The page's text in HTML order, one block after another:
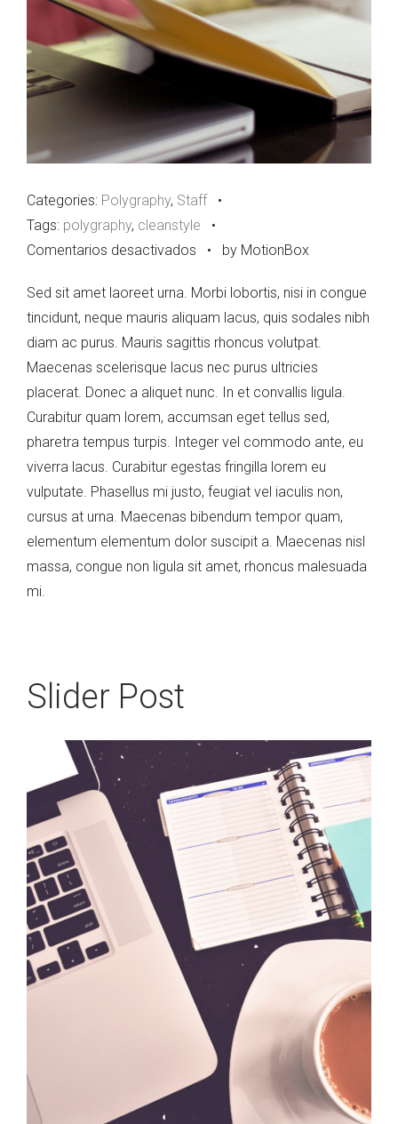
Categories: Polygraphy, Staff •
Tags: polygraphy, cleanstyle •
Comentarios desactivados en
Post
• by MotionBox
Sed sit amet laoreet urna. Morbi lobortis, nisi in congue
tincidunt, neque mauris aliquam lacus, quis sodales nibh
diam ac purus. Mauris sagittis rhoncus volutpat.
Maecenas scelerisque lacus nec purus ultricies
placerat. Donec a aliquet nunc. In et convallis ligula.
Curabitur quam lorem, accumsan eget tellus sed,
pharetra tempus turpis. Integer vel commodo ante, eu
viverra lacus. Curabitur egestas fringilla lorem eu
vulputate. Phasellus mi justo, feugiat vel iaculis non,
cursus at urna. Maecenas bibendum tempor quam,
elementum elementum dolor suscipit a. Maecenas nisl
massa, congue non ligula sit amet, rhoncus malesuada
mi.
Slider Post